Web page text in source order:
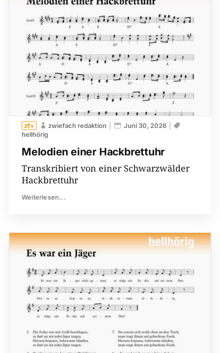
Melodien einer Hackbrettuhr
zwiefach redaktion
Juni 30, 2026
hellhörig
Transkribiert von einer Schwarzwälder
Hackbrettuhr
Weiterlesen...